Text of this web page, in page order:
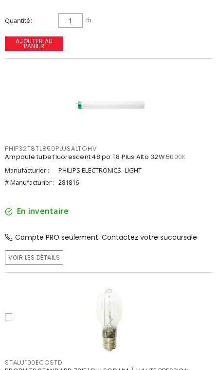
Quantité ch
AJOUTER AU
PANIER
PHIF32T8TL850PLUSALTOHV
Ampoule tube fluorescent 48 po T8 Plus Alto 32W 5000K
Manufacturier :
PHILIPS ELECTRONICS -LIGHT
# Manufacturier : 281816
En inventaire
Compte PRO seulement. Contactez votre succursale
VOIR LES DÉTAILS
STALU100ECOSTD